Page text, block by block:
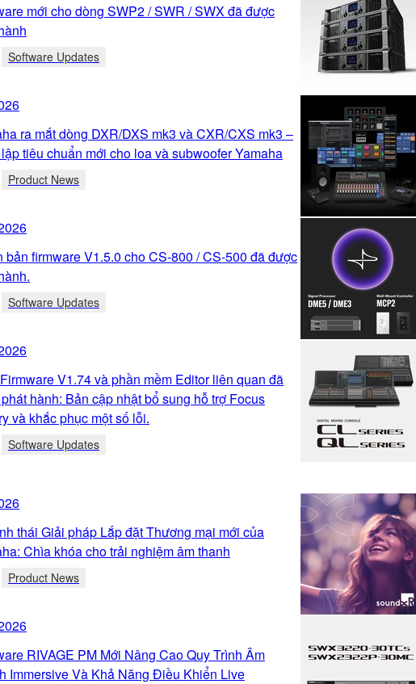
mới cho dòng SWP2 / SWR / SWX đã được
Software Updates
ra mắt dòng DXR/DXS mk3 và CXR/CXS mk3 –
tiêu chuẩn mới cho loa và subwoofer Yamaha
Product News
bản firmware V1.5.0 cho CS-800 / CS-500 đã được
Software Updates
V1.74 và phần mềm Editor liên quan đã
hành: Bản cập nhật bổ sung hỗ trợ Focus
và khắc phục một số lỗi.
Software Updates
thái Giải pháp Lắp đặt Thương mại mới của
Chìa khóa cho trải nghiệm âm thanh
Product News
RIVAGE PM Mới Nâng Cao Quy Trình Âm
Immersive Và Khả Năng Điều Khiển Live